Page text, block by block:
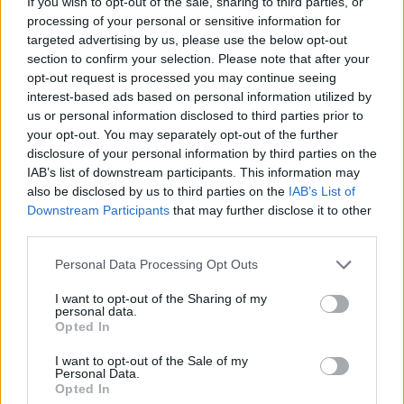
processing of your personal or sensitive information for
targeted advertising by us, please use the below opt-out
section to confirm your selection. Please note that after your
opt-out request is processed you may continue seeing
interest-based ads based on personal information utilized by
us or personal information disclosed to third parties prior to
your opt-out. You may separately opt-out of the further
disclosure of your personal information by third parties on the
IAB’s list of downstream participants. This information may
also be disclosed by us to third parties on the IAB’s List of
Downstream Participants that may further disclose it to other
Personal Data Processing Opt Outs
I want to opt-out of the Sharing of my
personal data.
Opted In
I want to opt-out of the Sale of my
Personal Data.
Opted In
Obtarcie blon sluzowych pochwy
Obtarcie blon sluzowych pochwy podczas
seksu.Krew poleciala i jest pieczenie podczas
sikania i napuchniete .Jaka masc albo zel
pomoze na ta dolegliwość?.
Forum:
Ginekologia - forum dla rodziny i
pacjentki
ropień gruczołu bartholina
Reklama: